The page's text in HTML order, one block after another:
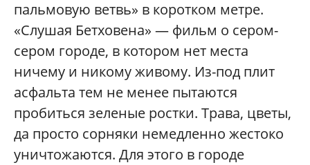
пальмовую ветвь» в коротком метре.
«Слушая Бетховена» — фильм о сером-
сером городе, в котором нет места
ничему и никому живому. Из-под плит
асфальта тем не менее пытаются
пробиться зеленые ростки. Трава, цветы,
да просто сорняки немедленно жестоко
уничтожаются. Для этого в городе